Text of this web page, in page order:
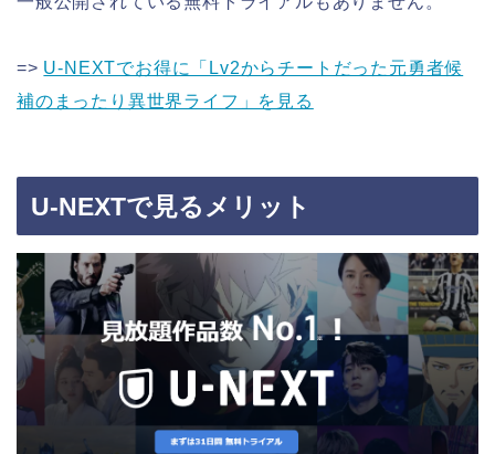
=> U-NEXTでお得に「Lv2からチートだった元勇者候
補のまったり異世界ライフ」を見る
U-NEXTで見るメリット